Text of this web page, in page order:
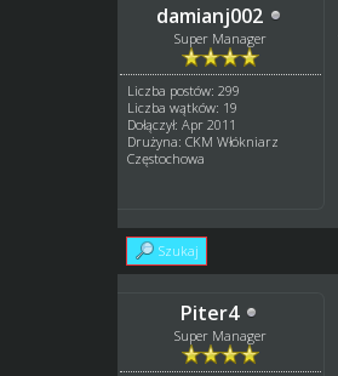
damianj002
Super Manager
Liczba postów: 299
Liczba wątków: 19
Dołączył: Apr 2011
Drużyna: CKM Włókniarz
Częstochowa
Szukaj
Piter4
Super Manager